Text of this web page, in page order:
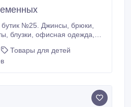
блузки, офисная одежда,
Товары для детей